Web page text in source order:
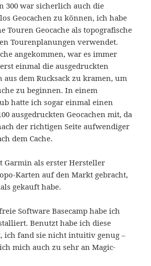
300 war sicherlich auch die
Geocachen zu können, ich habe
Touren Geocache als topografische
Tourenplanungen verwendet.
angekommen, war es immer
einmal die ausgedruckten
aus dem Rucksack zu kramen, um
zu beginnen. In einem
hatte ich sogar einmal einen
ausgedruckten Geocachen mit, da
der richtigen Seite aufwendiger
dem Cache.
Garmin als erster Hersteller
Karten auf den Markt gebracht,
gekauft habe.
Software Basecamp habe ich
Benutzt habe ich diese
ich fand sie nicht intuitiv genug –
mich auch zu sehr an Magic-